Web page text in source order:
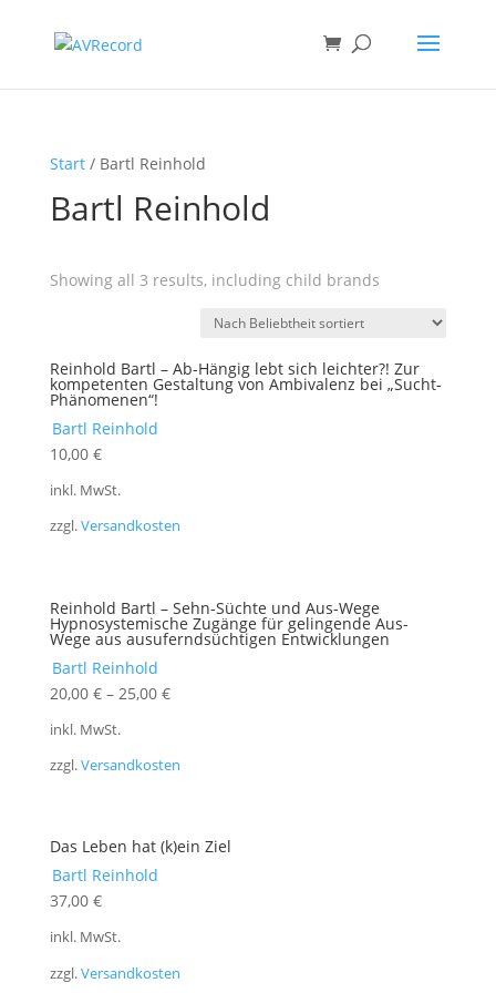
Start/ Bartl Reinhold
Bartl Reinhold
Showing all 3 results, including child brands
Reinhold Bartl – Ab-Hängig lebt sich leichter?! Zur
kompetenten Gestaltung von Ambivalenz bei „Sucht-
Phänomenen“!
Bartl Reinhold
10,00 €
inkl. MwSt.
zzgl.Versandkosten
Reinhold Bartl – Sehn-Süchte und Aus-Wege
Hypnosystemische Zugänge für gelingende Aus-
Wege aus ausuferndsüchtigen Entwicklungen
Bartl Reinhold
20,00 €– 25,00 €
inkl. MwSt.
zzgl.Versandkosten
Das Leben hat (k)ein Ziel
Bartl Reinhold
37,00 €
inkl. MwSt.
zzgl.Versandkosten